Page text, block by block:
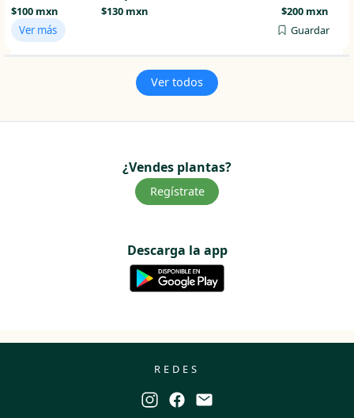
$100 mxn
$130 mxn
$200 mxn
Ver más
Guardar
Ver todos
¿Vendes plantas?
Regístrate
Descarga la app
REDES